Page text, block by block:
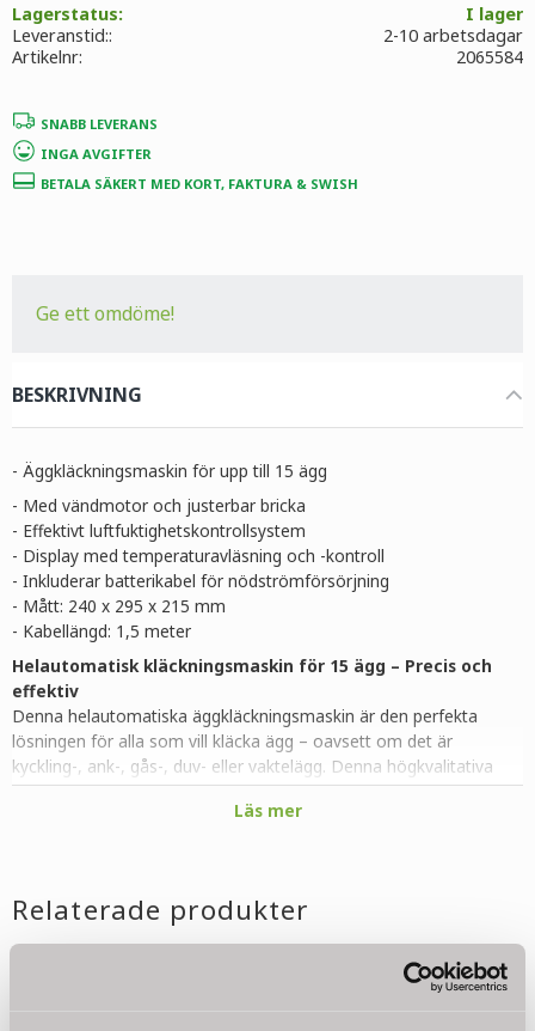
Lagerstatus
I lager
Artikelnr
2065584
Leveranstid: 2-10 arbetsdagar
SNABB LEVERANS
INGA AVGIFTER
BETALA SÄKERT MED KORT, FAKTURA & SWISH
Ge ett omdöme!
BESKRIVNING
- Äggkläckningsmaskin för upp till 15 ägg
- Med vändmotor och justerbar bricka
- Effektivt luftfuktighetskontrollsystem
- Display med temperaturavläsning och -kontroll
- Inkluderar batterikabel för nödströmförsörjning
- Mått: 240 x 295 x 215 mm
- Kabellängd: 1,5 meter
Helautomatisk kläckningsmaskin för 15 ägg – Precis och
effektiv
Denna helautomatiska äggkläckningsmaskin är den perfekta
lösningen för alla som vill kläcka ägg – oavsett om det är
kyckling-, ank-, gås-, duv- eller vaktelägg. Denna högkvalitativa
inkubator kombinerar automatisk temperaturkontroll, ett effektivt
fuktighetsregleringssystem och en integrerad vändmotor för att
Automatisk ägg vändningsfunktion för jämn utveckling
Den integrerade ägg vändningsmotortekniken möjliggör
helautomatisk äggvändning. Detta simulerar det naturliga
Läs mer
Relaterade produkter